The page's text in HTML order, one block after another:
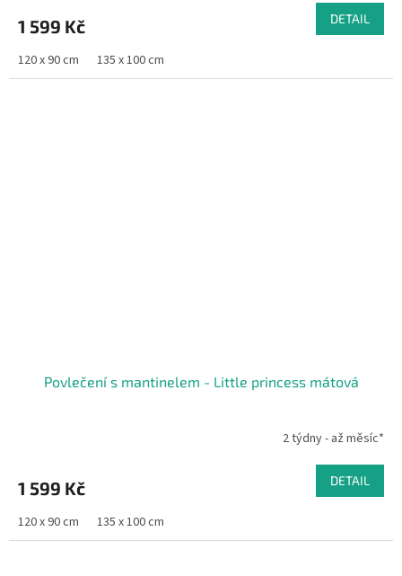
1 599 Kč DETAIL
120 x 90 cm 135 x 100 cm
Povlečení s mantinelem - Little princess mátová
2 týdny - až měsíc*
1 599 Kč DETAIL
120 x 90 cm 135 x 100 cm